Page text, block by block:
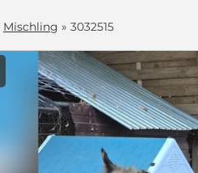
Mischling » 3032515